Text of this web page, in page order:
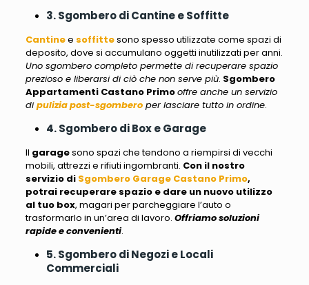
3. Sgombero di Cantine e Soffitte
Cantinee soffittesono spesso utilizzate come spazi di
deposito, dove si accumulano oggetti inutilizzati per anni.
Uno sgombero completo permette di recuperare spazio
prezioso e liberarsi di ciò che non serve più. Sgombero
Appartamenti Castano Primooffre anche un servizio
dipulizia post-sgomberoper lasciare tutto in ordine.
4. Sgombero di Box e Garage
Il garagesono spazi che tendono a riempirsi di vecchi
mobili, attrezzi e rifiuti ingombranti. Con il nostro
servizio di Sgombero Garage Castano Primo,
potrai recuperare spazio e dare un nuovo utilizzo
al tuo box, magari per parcheggiare l’auto o
trasformarlo in un’area di lavoro. Offriamo soluzioni
rapide e convenienti.
5. Sgombero di Negozi e Locali
Commerciali